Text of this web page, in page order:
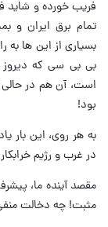
فریب خورده و شاید
تمام برق ایران و
بسیاری از این ها به
است، آن هم در
بود!
به هر روی، این بار
در غرب و رژیم
مقصد آینده ما،
مثبت! چه دخالت